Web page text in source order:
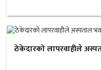
ठेकेदारको लापरवाहीले